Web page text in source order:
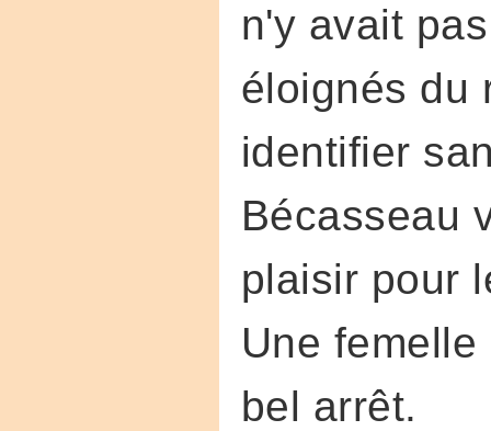
n'y avait
éloignés du
identifier
Bécasseau
plaisir pour
Une
bel arrêt.